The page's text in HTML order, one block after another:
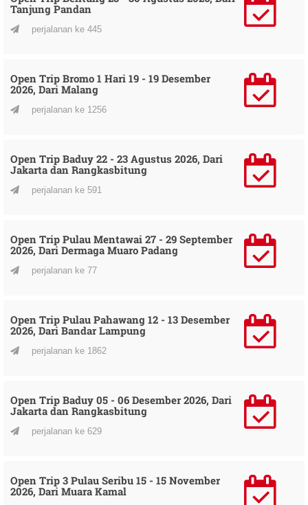
Tanjung Pandan
perjalanan ke 445
Open Trip Bromo 1 Hari 19 - 19 Desember
2026, Dari Malang
perjalanan ke 1256
Open Trip Baduy 22 - 23 Agustus 2026, Dari
Jakarta dan Rangkasbitung
perjalanan ke 591
Open Trip Pulau Mentawai 27 - 29 September
2026, Dari Dermaga Muaro Padang
perjalanan ke 77
Open Trip Pulau Pahawang 12 - 13 Desember
2026, Dari Bandar Lampung
perjalanan ke 1862
Open Trip Baduy 05 - 06 Desember 2026, Dari
Jakarta dan Rangkasbitung
perjalanan ke 629
Open Trip 3 Pulau Seribu 15 - 15 November
2026, Dari Muara Kamal